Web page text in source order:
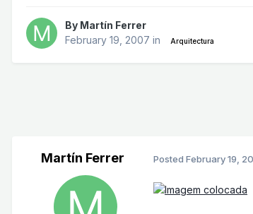
By Martín Ferrer
February 19, 2007 in Arquitectura
Martín Ferrer Posted February 19,